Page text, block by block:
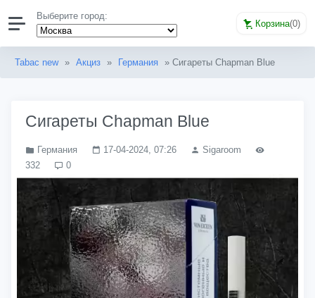
Выберите город:
Корзина(0)
Tabac new » Акциз » Германия » Сигареты Chapman Blue
Сигареты Chapman Blue
Германия 17-04-2024, 07:26
Sigaroom
332
0